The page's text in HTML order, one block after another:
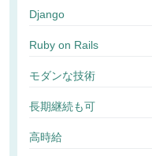
Django
Ruby on Rails
モダンな技術
長期継続も可
高時給